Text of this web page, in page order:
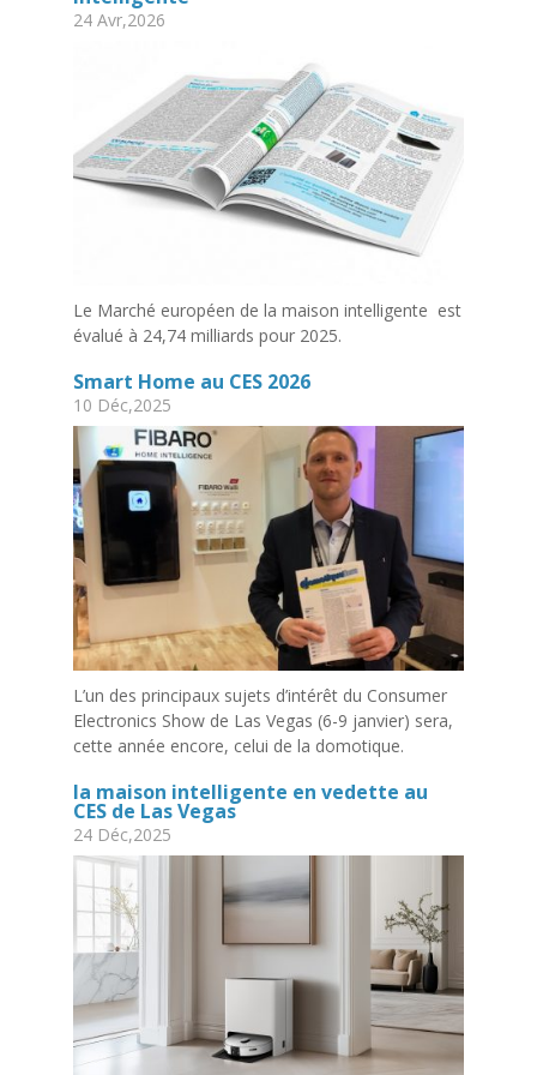
24 Avr,2026
Le Marché européen de la maison intelligente est
évalué à 24,74 milliards pour 2025.
Smart Home au CES 2026
10 Déc,2025
L’un des principaux sujets d’intérêt du Consumer
Electronics Show de Las Vegas (6-9 janvier) sera,
cette année encore, celui de la domotique.
la maison intelligente en vedette au
CES de Las Vegas
24 Déc,2025